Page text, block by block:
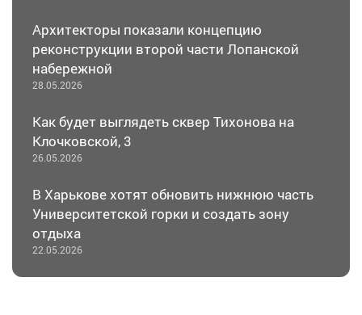
Архитекторы показали концепцию
реконструкции второй части Лопанской
набережной
28.05.2026
Как будет выглядеть сквер Тихонова на
Клочковской, 3
26.05.2026
В Харькове хотят обновить нижнюю часть
Университетской горки и создать зону
отдыха
22.05.2026